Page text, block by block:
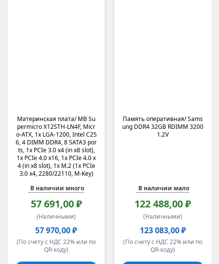
Материнская плата/ MB Su
permicro X12STH-LN4F, Micr
o-ATX, 1x LGA-1200, Intel C25
6, 4 DIMM DDR4, 8 SATA3 por
ts, 1x PCIe 3.0 x4 (in x8 slot),
1x PCIe 4.0 x16, 1x PCIe 4.0 x
4 (in x8 slot), 1x M.2 (1x PCIe
3.0 x4, 2280/22110, M-Key)
В наличии много
57 691,00 ₽
(Наличными)
57 970,00 ₽
(По счету с НДС 22% или по
QR-коду)
Память оперативная/ Sams
ung DDR4 32GB RDIMM 3200
1.2V
В наличии мало
122 488,00 ₽
(Наличными)
123 083,00 ₽
(По счету с НДС 22% или по
QR-коду)